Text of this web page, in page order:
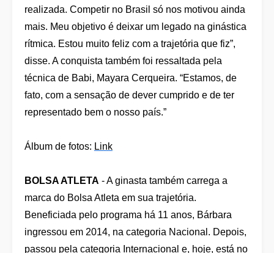
realizada. Competir no Brasil só nos motivou ainda
mais. Meu objetivo é deixar um legado na ginástica
rítmica. Estou muito feliz com a trajetória que fiz”,
disse. A conquista também foi ressaltada pela
técnica de Babi, Mayara Cerqueira. “Estamos, de
fato, com a sensação de dever cumprido e de ter
representado bem o nosso país.”
Álbum de fotos: Link
BOLSA ATLETA - A ginasta também carrega a
marca do Bolsa Atleta em sua trajetória.
Beneficiada pelo programa há 11 anos, Bárbara
ingressou em 2014, na categoria Nacional. Depois,
passou pela categoria Internacional e, hoje, está no